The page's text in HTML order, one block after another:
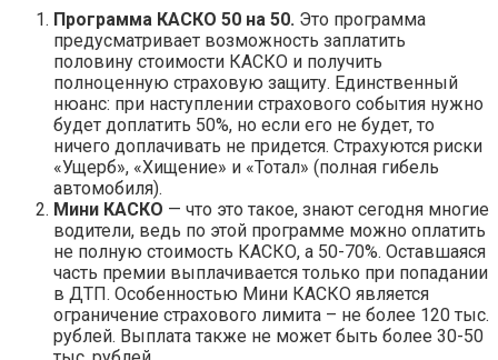
Программа КАСКО 50 на 50. Это программа
предусматривает возможность заплатить
половину стоимости КАСКО и получить
полноценную страховую защиту. Единственный
нюанс: при наступлении страхового события нужно
будет доплатить 50%, но если его не будет, то
ничего доплачивать не придется. Страхуются риски
«Ущерб», «Хищение» и «Тотал» (полная гибель
автомобиля).
Мини КАСКО — что это такое, знают сегодня многие
водители, ведь по этой программе можно оплатить
не полную стоимость КАСКО, а 50-70%. Оставшаяся
часть премии выплачивается только при попадании
в ДТП. Особенностью Мини КАСКО является
ограничение страхового лимита – не более 120 тыс.
рублей. Выплата также не может быть более 30-50